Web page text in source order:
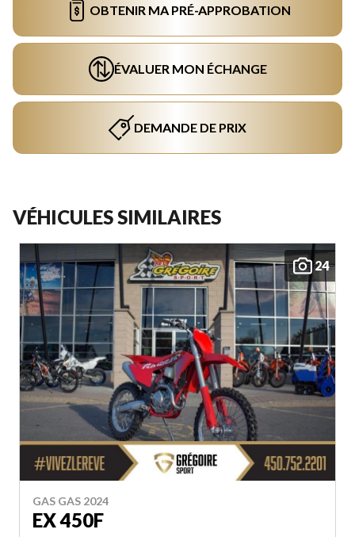
OBTENIR MA PRÉ-APPROBATION
ÉVALUER MON ÉCHANGE
DEMANDE DE PRIX
VÉHICULES SIMILAIRES
24
GAS GAS 2024
EX 450F